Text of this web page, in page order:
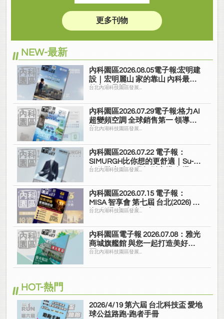
更多刊物
NEW-最新
內科園區2026.08.05電子報:宏明建
設｜宏明麗山 家的靠山 內科最高
的安全承諾
台北內湖科技園區發展...
內科園區2026.07.29電子報:格力AI
超變頻空調 全球銷售第一 領導品
牌
台北內湖科技園區發展...
內科園區2026.07.22 電子報：
SIMURGH比你想的更舒適｜Su-Si
舒仕裝 都會日常輕鬆穿搭 免燙可
台北內湖科技園區發展...
內科園區2026.07.15 電子報：
MISA 智享會 第七屆 台北(2026) 投
資/併購 實務精修班
台北內湖科技園區發展...
內科園區電子報 2026.07.08：雅光
商城旗艦館 與您一起打造美好家
園
台北內湖科技園區發展...
HOT-熱門
2026/4/19 第六屆 台北科技盃 愛地
球公益路跑-跑者手冊